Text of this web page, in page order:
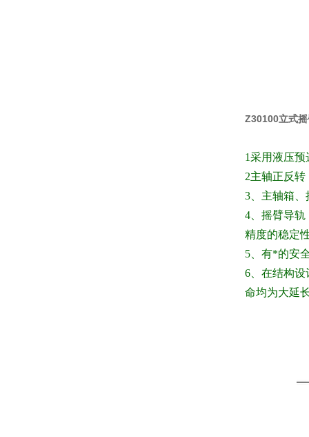
Z30100立式
1采用液压
2主轴正反
3 、主轴箱
4 、摇臂导
精度的稳定
5 、有*的安
6 、在结构
命均为大延